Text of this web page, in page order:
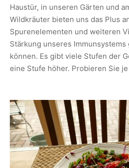
Haustür, in unseren Gärten und
Wildkräuter bieten uns das Plus
Spurenelementen und weiteren
Stärkung unseres Immunsystems
können. Es gibt viele Stufen der
eine Stufe höher. Probieren Sie